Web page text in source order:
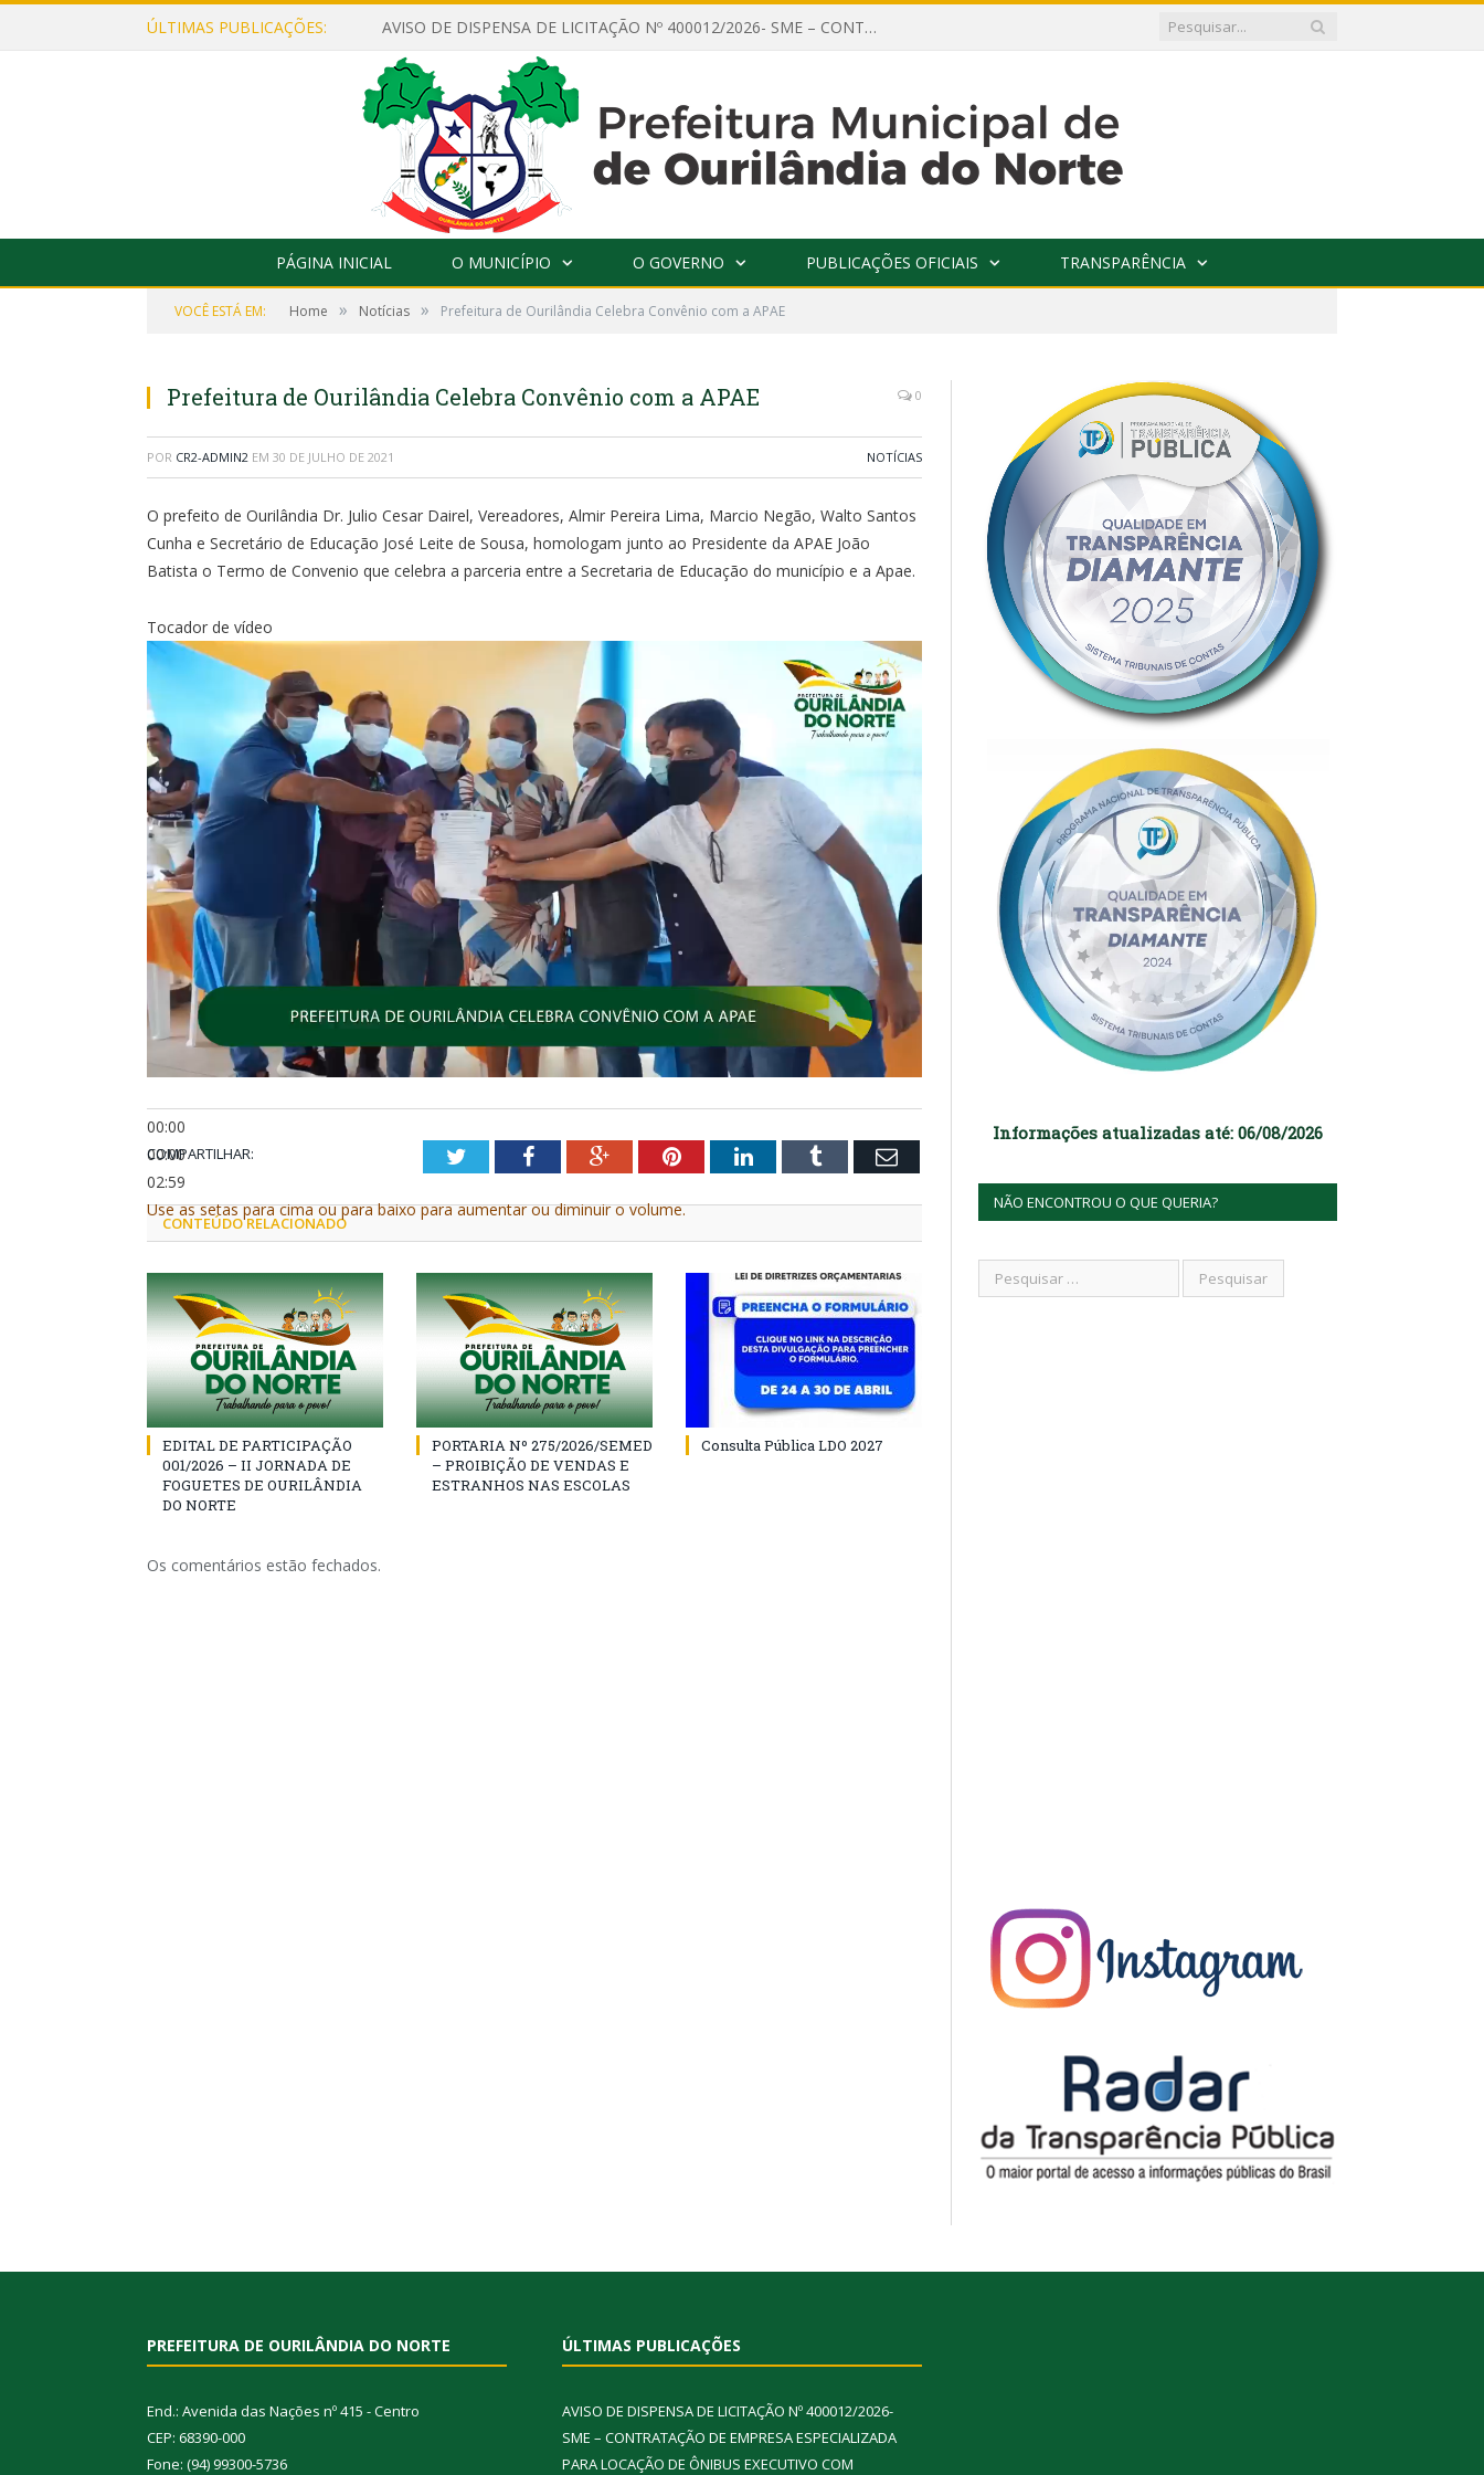
ÚLTIMAS PUBLICAÇÕES: AVISO DE DISPENSA DE LICITAÇÃO Nº 400012/2026- SME – CONTRATAÇÃO DE EMPRESA ESPECIALIZADA PARA LOCAÇÃO DE ÔNIBUS EXECUTIVO COM CAPACIDADE DE 60 (SESSENTA) POLTRONAS, PARA TRANSPORTAR PROFESSORES RESPONSÁVEIS E ALUNOS PARA BRASÍLIA, COM SAÍDA DIA 10/08/2026 E RETORNO DIA 14/08/2026
PÁGINA INICIAL O MUNICÍPIO O GOVERNO PUBLICAÇÕES OFICIAIS TRANSPARÊNCIA
VOCÊ ESTÁ EM: Home » Notícias » Prefeitura de Ourilândia Celebra Convênio com a APAE
Prefeitura de Ourilândia Celebra Convênio com a APAE 0
POR CR2-ADMIN2 EM 30 DE JULHO DE 2021 NOTÍCIAS
O prefeito de Ourilândia Dr. Julio Cesar Dairel, Vereadores, Almir Pereira Lima, Marcio Negão, Walto Santos
Cunha e Secretário de Educação José Leite de Sousa, homologam junto ao Presidente da APAE João
Batista o Termo de Convenio que celebra a parceria entre a Secretaria de Educação do município e a Apae.
Tocador de vídeo
00:00
00:00
02:59
Use as setas para cima ou para baixo para aumentar ou diminuir o volume.
COMPARTILHAR: TwitterFacebookGoogle+PinterestLinkedInTumblr Email
CONTEÚDO RELACIONADO
EDITAL DE PARTICIPAÇÃO
001/2026 – II JORNADA DE
FOGUETES DE OURILÂNDIA
DO NORTE
PORTARIA Nº 275/2026/SEMED
– PROIBIÇÃO DE VENDAS E
ESTRANHOS NAS ESCOLAS
Consulta Pública LDO 2027
Os comentários estão fechados.
Informações atualizadas até: 06/08/2026
NÃO ENCONTROU O QUE QUERIA?
PREFEITURA DE OURILÂNDIA DO NORTE
End.: Avenida das Nações nº 415 - Centro
CEP: 68390-000
Fone: (94) 99300-5736
ÚLTIMAS PUBLICAÇÕES
AVISO DE DISPENSA DE LICITAÇÃO Nº 400012/2026-
SME – CONTRATAÇÃO DE EMPRESA ESPECIALIZADA
PARA LOCAÇÃO DE ÔNIBUS EXECUTIVO COM